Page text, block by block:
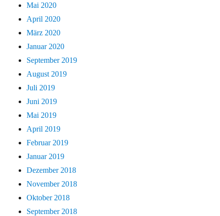
Mai 2020
April 2020
März 2020
Januar 2020
September 2019
August 2019
Juli 2019
Juni 2019
Mai 2019
April 2019
Februar 2019
Januar 2019
Dezember 2018
November 2018
Oktober 2018
September 2018